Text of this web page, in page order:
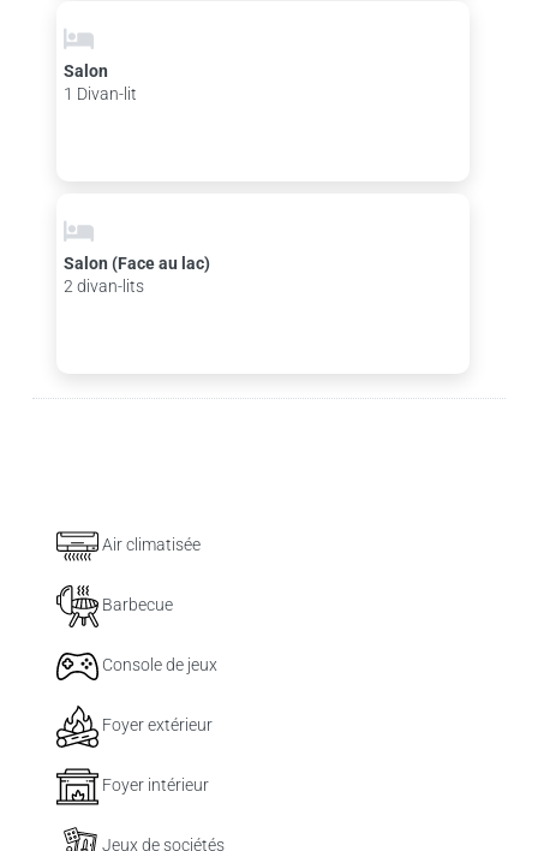
Salon
1 Divan-lit
Salon (Face au lac)
2 divan-lits
Air climatisée
Barbecue
Console de jeux
Foyer extérieur
Foyer intérieur
Jeux de sociétés